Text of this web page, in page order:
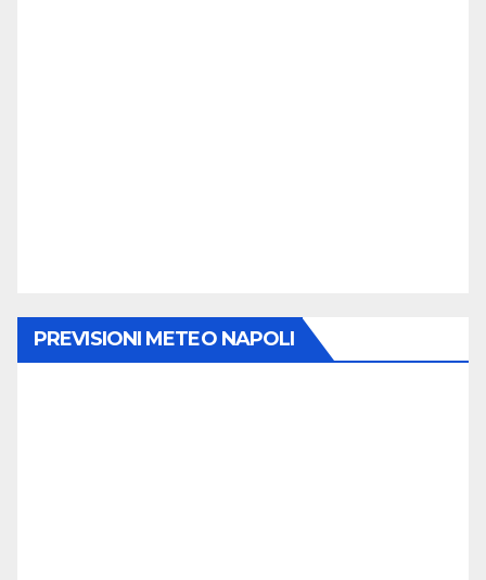
PREVISIONI METEO NAPOLI